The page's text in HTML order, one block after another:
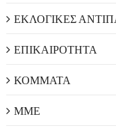
ΕΚΛΟΓΙΚΕΣ
ΕΠΙΚΑΙΡΟΤΗΤΑ
ΚΟΜΜΑΤΑ
ΜΜΕ